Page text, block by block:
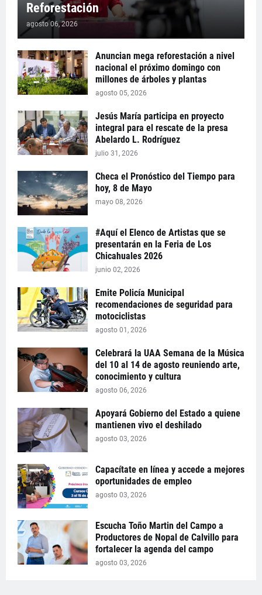
Reforestación
agosto 06, 2026
Anuncian mega reforestación a nivel
nacional el próximo domingo con
millones de árboles y plantas
agosto 05, 2026
Jesús María participa en proyecto
integral para el rescate de la presa
Abelardo L. Rodríguez
julio 31, 2026
Checa el Pronóstico del Tiempo para
hoy, 8 de Mayo
mayo 08, 2026
#Aquí el Elenco de Artistas que se
presentarán en la Feria de Los
Chicahuales 2026
junio 02, 2026
Emite Policía Municipal
recomendaciones de seguridad para
motociclistas
agosto 01, 2026
Celebrará la UAA Semana de la Música
del 10 al 14 de agosto reuniendo arte,
conocimiento y cultura
agosto 06, 2026
Apoyará Gobierno del Estado a quiene
mantienen vivo el deshilado
agosto 03, 2026
Capacítate en línea y accede a mejores
oportunidades de empleo
agosto 03, 2026
Escucha Toño Martin del Campo a
Productores de Nopal de Calvillo para
fortalecer la agenda del campo
agosto 03, 2026